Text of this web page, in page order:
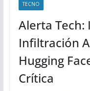
TECNO
Alerta Tech:
Infiltración
Hugging
Crítica